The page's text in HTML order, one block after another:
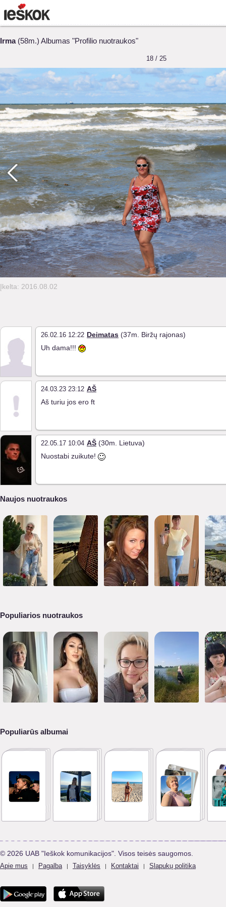
Irma(58m.) Albumas "Profilio nuotraukos"
18 / 25
Įkelta: 2016.08.02
26.02.16 12:22 Deimatas (37m. Biržų rajonas)
Uh dama!!!
24.03.23 23:12 AŠ
Aš turiu jos ero ft
22.05.17 10:04 AŠ (30m. Lietuva)
Nuostabi zuikute!
Naujos nuotraukos
Populiarios nuotraukos
Populiarūs albumai
© 2026 UAB "Ieškok komunikacijos". Visos teisės saugomos.
Apie mus | Pagalba | Taisyklės | Kontaktai | Slapukų politika